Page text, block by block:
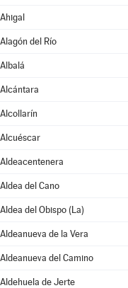
Ahigal
Alagón del Río
Albalá
Alcántara
Alcollarín
Alcuéscar
Aldeacentenera
Aldea del Cano
Aldea del Obispo (La)
Aldeanueva de la Vera
Aldeanueva del Camino
Aldehuela de Jerte